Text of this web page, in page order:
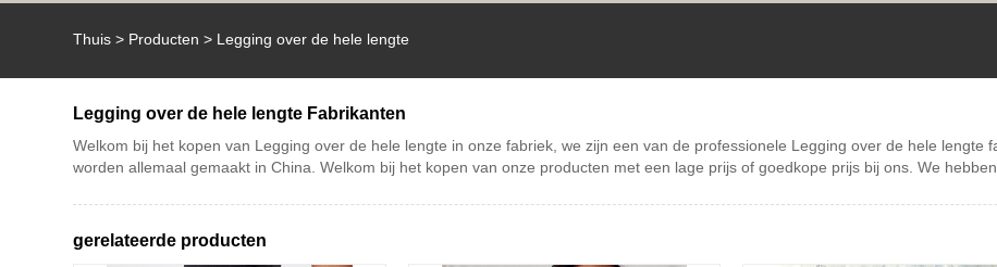
Thuis > Producten > Legging over de hele lengte
Legging over de hele lengte Fabrikanten
Welkom bij het kopen van Legging over de hele lengte in onze fabriek, we zijn een van de professionele Legging over de hele lengte
worden allemaal gemaakt in China. Welkom bij het kopen van onze producten met een lage prijs of goedkope prijs bij ons. We
gerelateerde producten